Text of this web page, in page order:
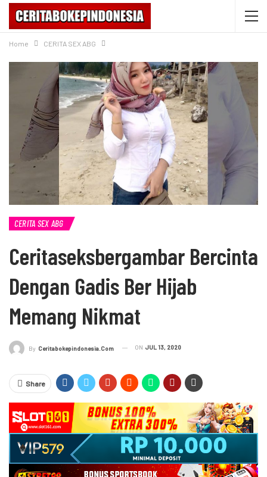
Home CERITA SEX ABG
CERITA SEX ABG
Ceritaseksbergambar Bercinta
Dengan Gadis Ber Hijab
Memang Nikmat
By Ceritabokepindonesia.com ON JUL 13, 2020
Share